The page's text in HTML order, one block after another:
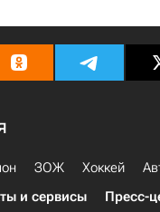
ЗОЖ Хоккей
и сервисы Пресс-